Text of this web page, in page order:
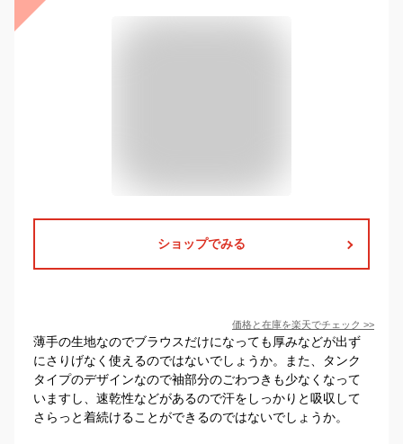
ショップでみる
価格と在庫を楽天でチェック >>
薄手の生地なのでブラウスだけになっても厚みなどが出ず
にさりげなく使えるのではないでしょうか。また、タンク
タイプのデザインなので袖部分のごわつきも少なくなって
いますし、速乾性などがあるので汗をしっかりと吸収して
さらっと着続けることができるのではないでしょうか。